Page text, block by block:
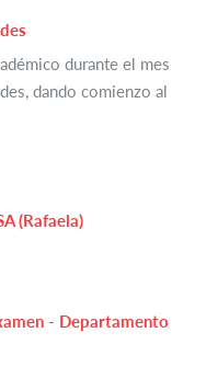
durante el mes
dando comienzo al
(Rafaela)
- Departamento